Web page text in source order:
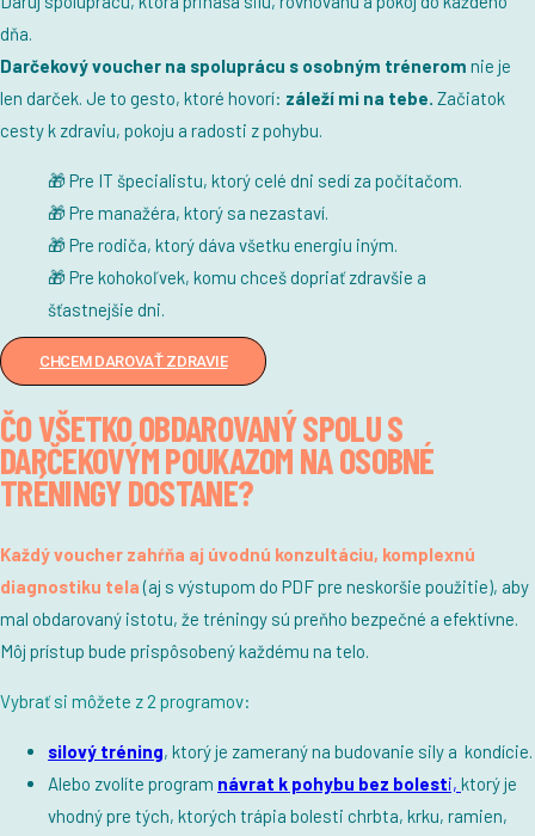
dňa.
Darčekový voucher na spoluprácu s osobným trénerom nie je
len darček. Je to gesto, ktoré hovorí: záleží mi na tebe. Začiatok
cesty k zdraviu, pokoju a radosti z pohybu.
🎁 Pre IT špecialistu, ktorý celé dni sedí za počítačom.
🎁 Pre manažéra, ktorý sa nezastaví.
🎁 Pre rodiča, ktorý dáva všetku energiu iným.
🎁 Pre kohokoľvek, komu chceš dopriať zdravšie a
šťastnejšie dni.
CHCEM DAROVAŤ ZDRAVIE
ČO VŠETKO OBDAROVANÝ SPOLU S
DARČEKOVÝM POUKAZOM NA OSOBNÉ
TRÉNINGY DOSTANE?
Každý voucher zahŕňa aj úvodnú konzultáciu, komplexnú
diagnostiku tela (aj s výstupom do PDF pre neskoršie použitie), aby
mal obdarovaný istotu, že tréningy sú preňho bezpečné a efektívne.
Môj prístup bude prispôsobený každému na telo.
Vybrať si môžete z 2 programov:
silový tréning, ktorý je zameraný na budovanie sily a kondície.
Alebo zvolíte program návrat k pohybu bez bolesti, ktorý je
vhodný pre tých, ktorých trápia bolesti chrbta, krku, ramien,